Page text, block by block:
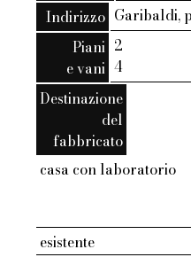
Indirizzo Garibaldi,
Piani
e vani
2
4
Destinazione
del
fabbricato
casa con laboratorio
esistente